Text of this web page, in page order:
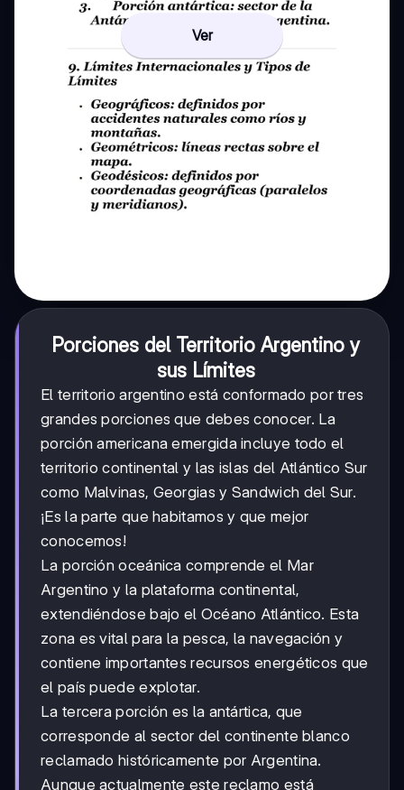
Ver
Porciones del Territorio Argentino y
sus Límites
El territorio argentino está conformado por tres
grandes porciones que debes conocer. La
porción americana emergida incluye todo el
territorio continental y las islas del Atlántico Sur
como Malvinas, Georgias y Sandwich del Sur.
¡Es la parte que habitamos y que mejor
conocemos!
La porción oceánica comprende el Mar
Argentino y la plataforma continental,
extendiéndose bajo el Océano Atlántico. Esta
zona es vital para la pesca, la navegación y
contiene importantes recursos energéticos que
el país puede explotar.
La tercera porción es la antártica, que
corresponde al sector del continente blanco
reclamado históricamente por Argentina.
Aunque actualmente este reclamo está